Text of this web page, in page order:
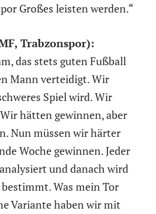
Großes leisten werden.“
Trabzonspor):
das stets guten Fußball
Mann verteidigt. Wir
Spiel wird. Wir
hätten gewinnen, aber
Nun müssen wir härter
Woche gewinnen. Jeder
und danach wird
Was mein Tor
Variante haben wir mit